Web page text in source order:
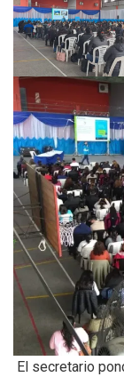
El secretario